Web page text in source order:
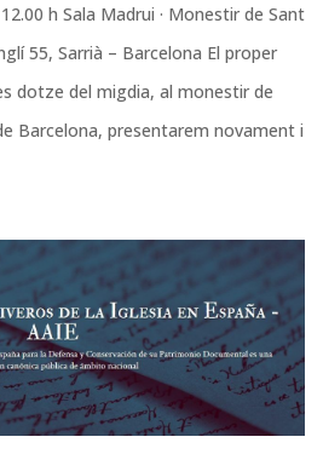
h Sala Madrui · Monestir de Sant
55, Sarrià – Barcelona El proper
dotze del migdia, al monestir de
Barcelona, presentarem novament i